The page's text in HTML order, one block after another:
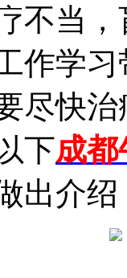
不当
作学
尽快
下成都
出介绍